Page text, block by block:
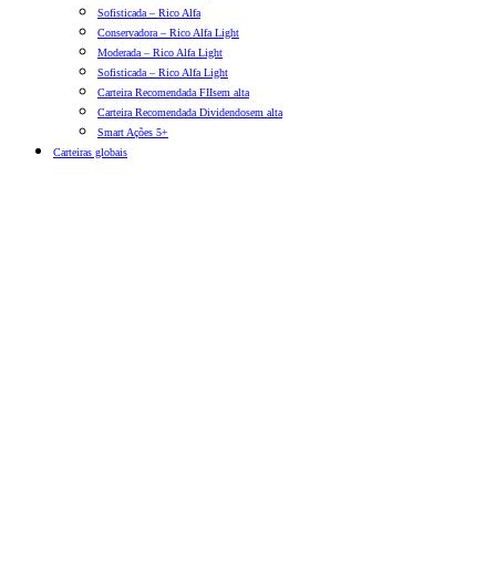
Sofisticada – Rico Alfa
Conservadora – Rico Alfa Light
Moderada – Rico Alfa Light
Sofisticada – Rico Alfa Light
Carteira Recomendada FIIsem alta
Carteira Recomendada Dividendosem alta
Smart Ações 5+
Carteiras globais